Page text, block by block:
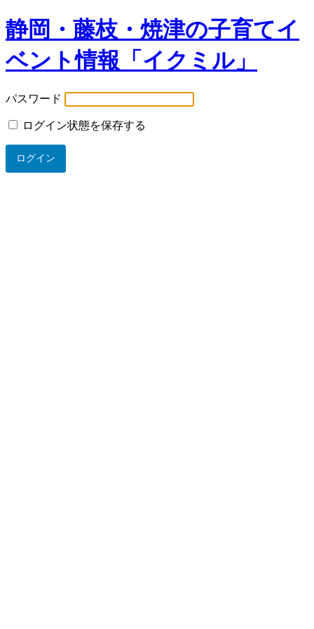
静岡・藤枝・焼津の子育てイ
ベント情報「イクミル」
パスワード
ログイン状態を保存する